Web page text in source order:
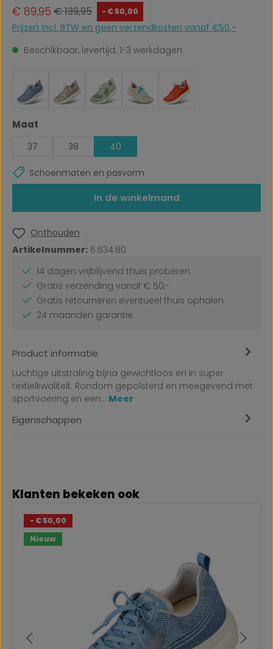
Verkoopprijs:
€ 89,95 Normale prijs:
€ 139,95 - € 50,00
Prijzen incl. BTW en geen verzendkosten vanaf €50,-
Beschikbaar, levertijd: 1-3 werkdagen
Selecteer
Maat
37 38 40
Schoenmaten en pasvorm
In de winkelmand
Onthouden
Artikelnummer: 6.634.80
14 dagen vrijblijvend thuis proberen
Gratis verzending vanaf € 50,-
Gratis retourneren eventueel thuis ophalen
24 maanden garantie
Product informatie
Luchtige uitstraling bijna gewichtloos en in super
textielkwaliteit. Rondom gepolsterd en meegevend met
sportvoering en een… Meer
Eigenschappen
Productgalerij overslaan
Klanten bekeken ook
- € 50,00
Nieuw